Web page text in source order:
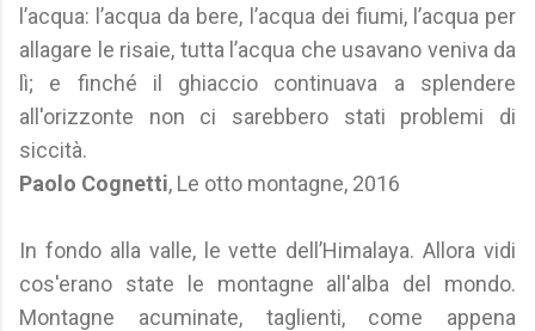
l’acqua: l’acqua da bere, l’acqua dei fiumi, l’acqua per
allagare le risaie, tutta l’acqua che usavano veniva da
lì; e finché il ghiaccio continuava a splendere
all'orizzonte non ci sarebbero stati problemi di
siccità.
Paolo Cognetti, Le otto montagne, 2016
In fondo alla valle, le vette dell’Himalaya. Allora vidi
cos'erano state le montagne all'alba del mondo.
Montagne acuminate, taglienti, come appena